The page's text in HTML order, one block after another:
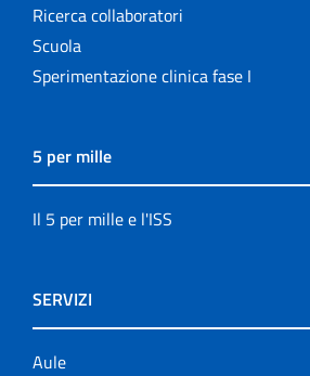
Ricerca collaboratori
Scuola
Sperimentazione clinica fase I
5 per mille
Il 5 per mille e l'ISS
SERVIZI
Aule